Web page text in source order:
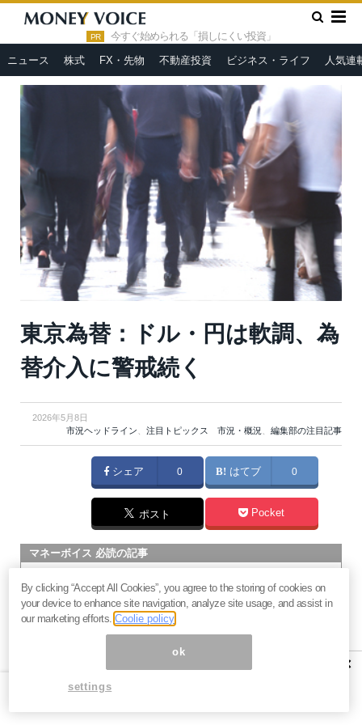
PR 今すぐ始められる「損しにくい投資」
ニュース 株式 FX・先物 不動産投資 ビジネス・ライフ 人気連
HOME » 市況ヘッドライン
東京為替：ドル・円は軟調、為替
介入に警戒続く
東京為替：ドル・円は軟調、為
替介入に警戒続く
2026年5月8日
市況ヘッドライン、 注目トピックス 市況・概況、 編集部の注目記事
シェア 0 はてブ 0
ポスト Pocket
マネーボイス 必読の記事
将来性とリスク
過去最高益「サンリオ」は買いか？決算で見えた“強い事
業”と“脆い統治”の同居
村田製作所なぜ株価3.8倍急騰？AIデータセンター需要の期待
社
×
By clicking “Accept All Cookies”, you agree to the storing of cookies on
your device to enhance site navigation, analyze site usage, and assist in
our marketing efforts.Coolie policy
ok
settings